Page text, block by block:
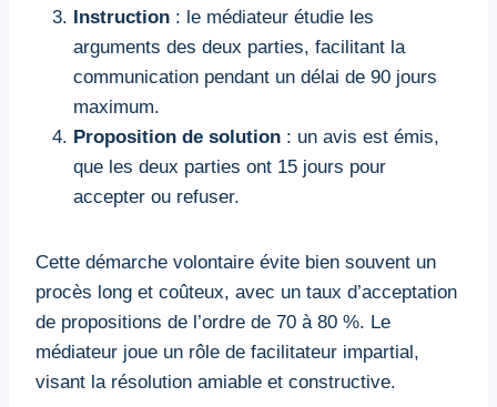
Instruction : le médiateur étudie les
arguments des deux parties, facilitant la
communication pendant un délai de 90 jours
maximum.
Proposition de solution : un avis est émis,
que les deux parties ont 15 jours pour
accepter ou refuser.
Cette démarche volontaire évite bien souvent un
procès long et coûteux, avec un taux d’acceptation
de propositions de l’ordre de 70 à 80 %. Le
médiateur joue un rôle de facilitateur impartial,
visant la résolution amiable et constructive.